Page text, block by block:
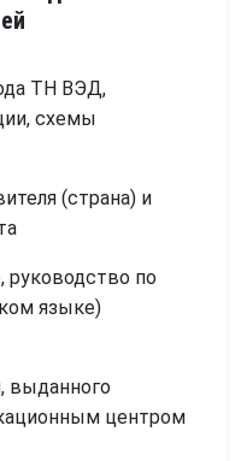
ТН ВЭД,
схемы
(страна) и
руководство по
языке)
выданного
центром